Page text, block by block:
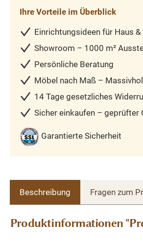
Ihre Vorteile im Überblick
Einrichtungsideen für Haus &
Showroom – 1000 m²
Persönliche Beratung
Möbel nach Maß –
14 Tage gesetzliches
Sicher einkaufen – geprüfter
Garantierte Sicherheit
Beschreibung Fragen zum
Produktinformationen